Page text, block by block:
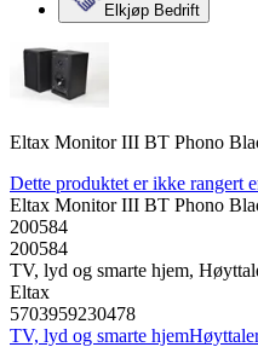
Elkjøp Bedrift
Eltax Monitor III BT Phono
Dette produktet er ikke rangert
Eltax Monitor III BT Phono
200584
200584
TV, lyd og smarte hjem,
Eltax
5703959230478
TV, lyd og smarte hjem